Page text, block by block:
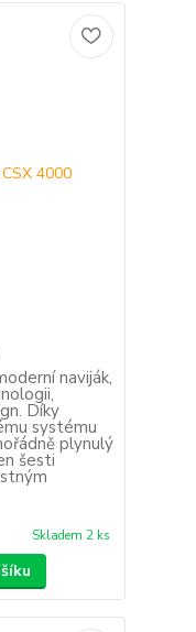
naviják,
Díky
systému
plynulý
šesti
Skladem 2 ks